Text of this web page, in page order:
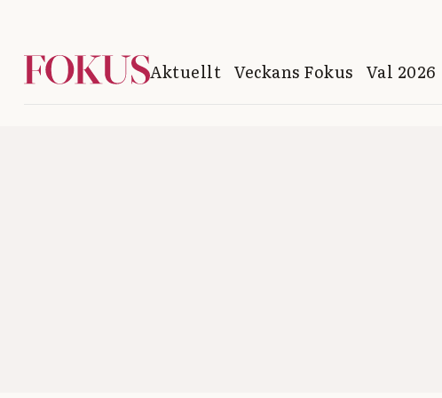
Aktuellt Veckans Fokus Val 2026